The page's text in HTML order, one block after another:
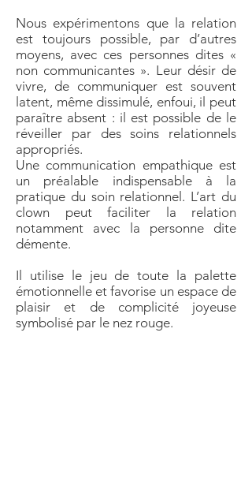
Nous expérimentons que la relation
est toujours possible, par d’autres
moyens, avec ces personnes dites «
non communicantes ». Leur désir de
vivre, de communiquer est souvent
latent, même dissimulé, enfoui, il peut
paraître absent : il est possible de le
réveiller par des soins relationnels
appropriés.
Une communication empathique est
un préalable indispensable à la
pratique du soin relationnel. L’art du
clown peut faciliter la relation
notamment avec la personne dite
démente.
Il utilise le jeu de toute la palette
émotionnelle et favorise un espace de
plaisir et de complicité joyeuse
symbolisé par le nez rouge.